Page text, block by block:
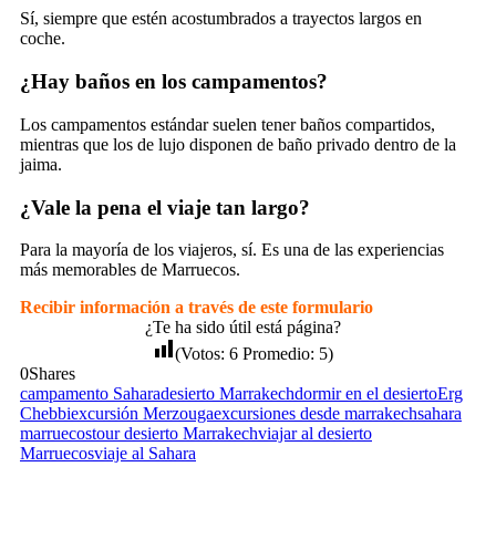
Sí, siempre que estén acostumbrados a trayectos largos en
coche.
¿Hay baños en los campamentos?
Los campamentos estándar suelen tener baños compartidos,
mientras que los de lujo disponen de baño privado dentro de la
jaima.
¿Vale la pena el viaje tan largo?
Para la mayoría de los viajeros, sí. Es una de las experiencias
más memorables de Marruecos.
Recibir información a través de este formulario
¿Te ha sido útil está página?
(Votos: 6Promedio: 5)
0Shares
campamento Saharadesierto Marrakechdormir en el desiertoErg
Chebbiexcursión Merzougaexcursiones desde marrakechsahara
marruecostour desierto Marrakechviajar al desierto
Marruecosviaje al Sahara